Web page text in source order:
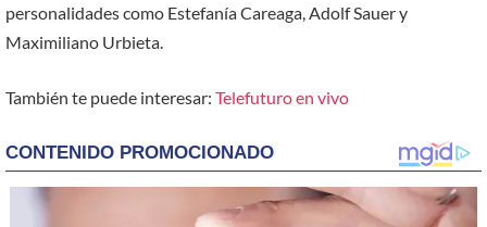
personalidades como Estefanía Careaga, Adolf Sauer y
Maximiliano Urbieta.
También te puede interesar: Telefuturo en vivo